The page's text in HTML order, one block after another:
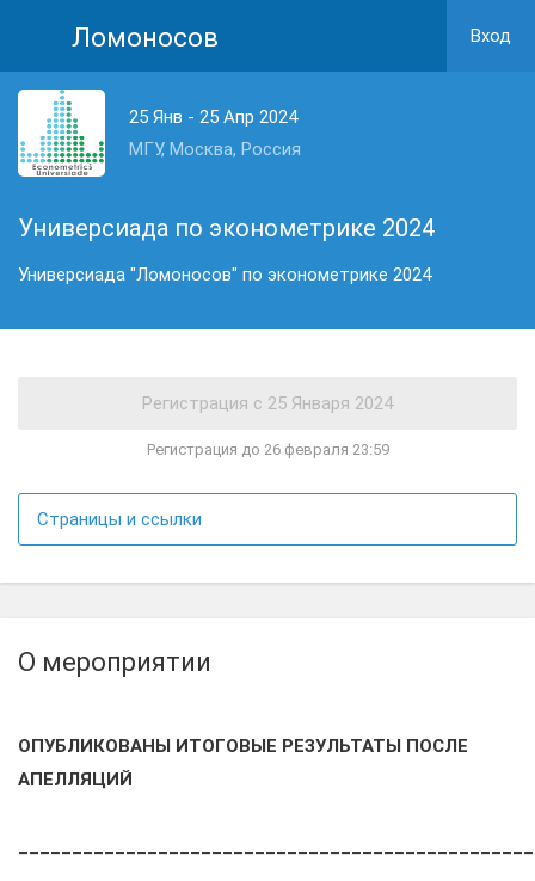
Ломоносов Вход
25 Янв - 25 Апр 2024
МГУ, Москва, Россия
Универсиада по эконометрике 2024
Универсиада "Ломоносов" по эконометрике 2024
Регистрация до 26 февраля 23:59
Страницы и ссылки
О мероприятии
ОПУБЛИКОВАНЫ ИТОГОВЫЕ РЕЗУЛЬТАТЫ ПОСЛЕ
АПЕЛЛЯЦИЙ